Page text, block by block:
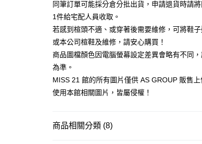
玉山商業銀行
星展（台灣
台新國際商業銀行
台灣樂天信用卡公司
聯邦商業銀行
遠東國際商
元大商業銀行
台新國際商業銀行
中國信託商
台灣樂天信用卡公司
匯豐（台灣）商業銀行
華泰商業銀行
聯邦商業銀行
元大商業銀行
永豐商業銀行
玉山商業銀行
台灣樂天信用卡公司
悠遊付
Google Pay
ATM付款
運送方式
同筆訂單可能採分倉分批出貨，申請退貨時請
1件給宅配人員收取。
若感到楦頭不適、或穿著後需要維修，可將鞋
或本公司楦鞋及維修，請安心購買！
商品圖檔顏色因電腦螢幕設定差異會略有不同
為準。
MISS 21 館的所有圖片僅供 AS GROUP 販售
使用本館相關圖片，皆屬侵權！
商品相關分類 (8)